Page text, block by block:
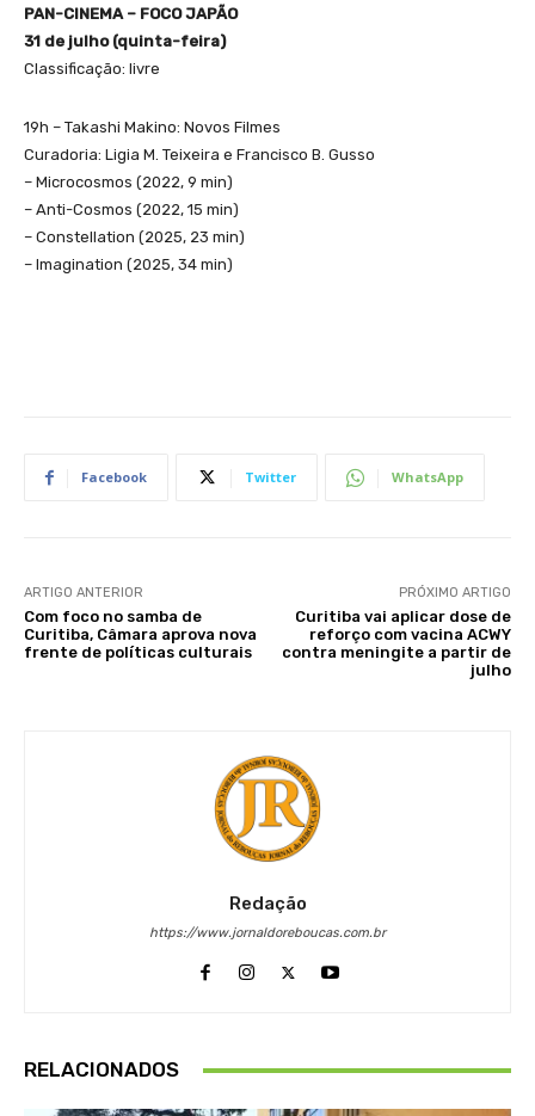
PAN-CINEMA – FOCO JAPÃO
31 de julho (quinta-feira)
Classificação: livre
19h – Takashi Makino: Novos Filmes
Curadoria: Ligia M. Teixeira e Francisco B. Gusso
– Microcosmos (2022, 9 min)
– Anti-Cosmos (2022, 15 min)
– Constellation (2025, 23 min)
– Imagination (2025, 34 min)
Facebook Twitter WhatsApp
ARTIGO ANTERIOR
Com foco no samba de
Curitiba, Câmara aprova nova
frente de políticas culturais
PRÓXIMO ARTIGO
Curitiba vai aplicar dose de
reforço com vacina ACWY
contra meningite a partir de
julho
Redação
https://www.jornaldoreboucas.com.br
RELACIONADOS